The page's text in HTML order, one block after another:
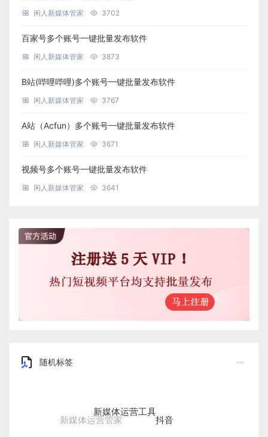
闲人新媒体管家 3702
百家号多个账号一键批量发布软件
闲人新媒体管家 3873
B站(哔哩哔哩)多个账号一键批量发布软件
闲人新媒体管家 3767
A站（Acfun）多个账号一键批量发布软件
闲人新媒体管家 3671
视频号多个账号一键批量发布软件
闲人新媒体管家 3641
随机标签
新媒体运营管家
新媒体运营工具
抖音